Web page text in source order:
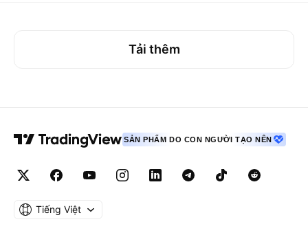
Tải thêm
SẢN PHẨM DO CON NGƯỜI TẠO NÊN
Tiếng Việt